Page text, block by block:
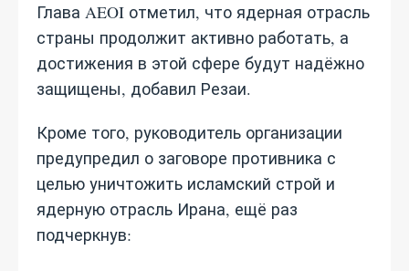
Глава AEOI отметил, что ядерная отрасль
страны продолжит активно работать, а
достижения в этой сфере будут надёжно
защищены, добавил Резаи.
Кроме того, руководитель организации
предупредил о заговоре противника с
целью уничтожить исламский строй и
ядерную отрасль Ирана, ещё раз
подчеркнув: